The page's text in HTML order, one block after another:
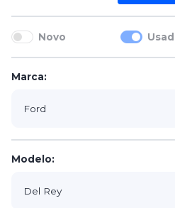
Novo
Marca:
Modelo: